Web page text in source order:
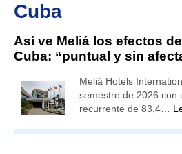
Cuba
Así ve Meliá los efectos
Cuba: “puntual y sin
Meliá Hotels
semestre de 2026 con
recurrente de 83,4…